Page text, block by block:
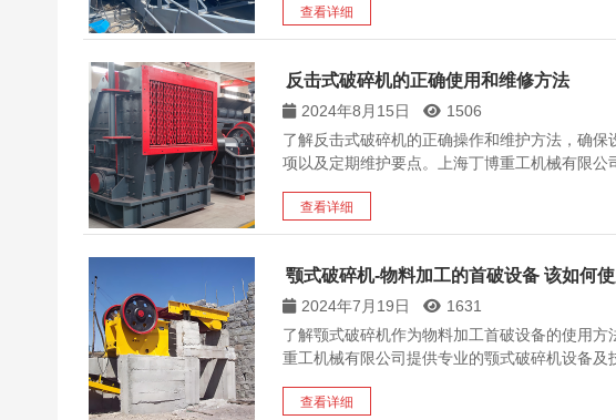
查看详细
反击式破碎机的正确使用和维修方法
2024年8月15日
1506
了解反击式破碎机的正确操作和维护方法，确
项以及定期维护要点。上海丁博重工机械有限公
查看详细
颚式破碎机-物料加工的首破设备 该如何使
2024年7月19日
1631
了解颚式破碎机作为物料加工首破设备的使用
重工机械有限公司提供专业的颚式破碎机设备及
查看详细